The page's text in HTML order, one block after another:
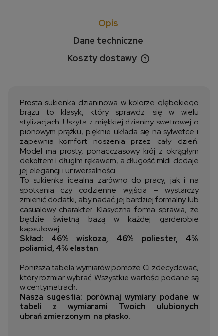
Opis
Dane techniczne
Koszty dostawy
Cena nie zawiera ewentualnych kosztów płatności
Prosta sukienka dzianinowa w kolorze głębokiego
brązu to klasyk, który sprawdzi się w wielu
stylizacjach. Uszyta z miękkiej dzianiny swetrowej o
pionowym prążku, pięknie układa się na sylwetce i
zapewnia komfort noszenia przez cały dzień.
Model ma prosty, ponadczasowy krój z okrągłym
dekoltem i długim rękawem, a długość midi dodaje
jej elegancji i uniwersalności.
To sukienka idealna zarówno do pracy, jak i na
spotkania czy codzienne wyjścia – wystarczy
zmienić dodatki, aby nadać jej bardziej formalny lub
casualowy charakter. Klasyczna forma sprawia, że
będzie świetną bazą w każdej garderobie
kapsułowej.
Skład: 46% wiskoza, 46% poliester, 4%
poliamid, 4% elastan
Poniższa tabela wymiarów pomoże Ci zdecydować,
który rozmiar wybrać. Wszystkie wartości podane są
w centymetrach.
Nasza sugestia: porównaj wymiary podane w
tabeli z wymiarami Twoich ulubionych
ubrań zmierzonymi na płasko.